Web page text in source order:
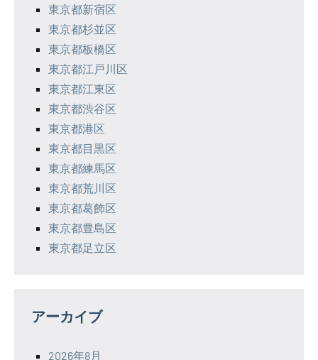
東京都新宿区
東京都杉並区
東京都板橋区
東京都江戸川区
東京都江東区
東京都渋谷区
東京都港区
東京都目黒区
東京都練馬区
東京都荒川区
東京都葛飾区
東京都豊島区
東京都足立区
アーカイブ
2026年8月